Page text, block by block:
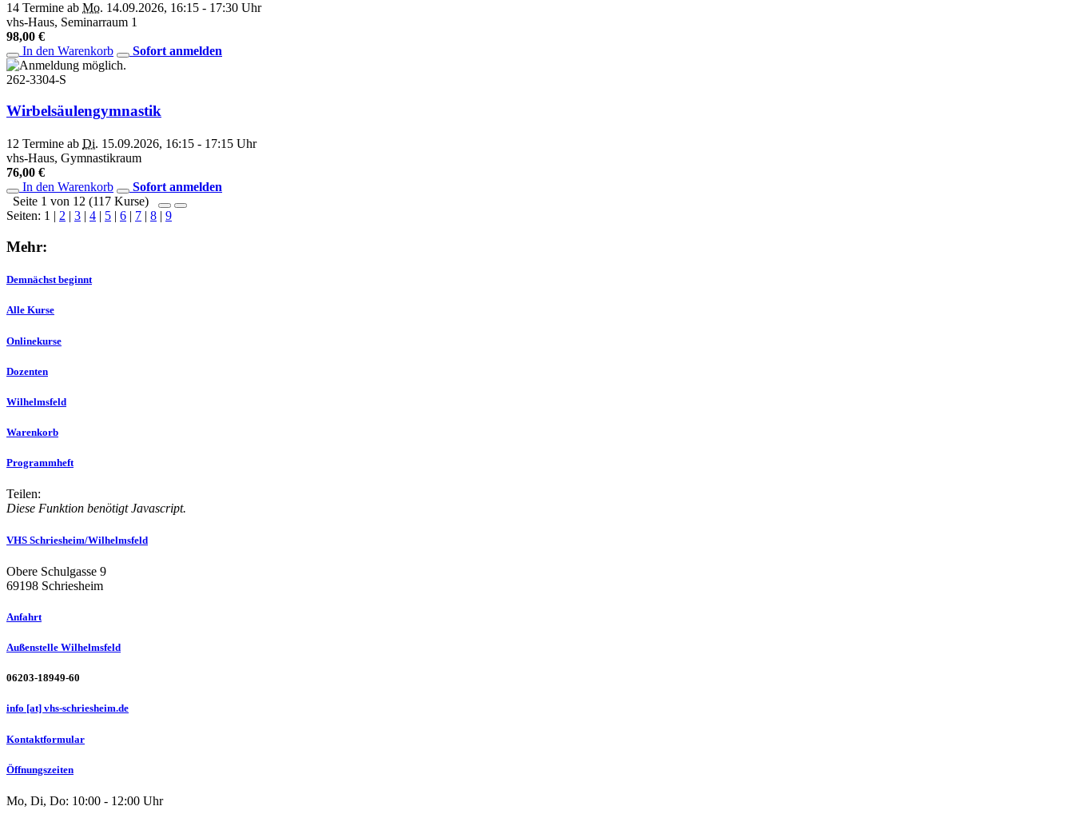
14 Termine ab Mo. 14.09.2026, 16:15 - 17:30 Uhr
vhs-Haus, Seminarraum 1
98,00 €
In den Warenkorb
Sofort anmelden
262-3304-S
Wirbelsäulengymnastik
12 Termine ab Di. 15.09.2026, 16:15 - 17:15 Uhr
vhs-Haus, Gymnastikraum
76,00 €
In den Warenkorb
Sofort anmelden
Seite 1 von 12 (117 Kurse)
Seiten: 1 | 2 | 3 | 4 | 5 | 6 | 7 | 8 | 9
Mehr:
Demnächst beginnt
Alle Kurse
Onlinekurse
Dozenten
Wilhelmsfeld
Warenkorb
Programmheft
Teilen:
Diese Funktion benötigt Javascript.
VHS Schriesheim/Wilhelmsfeld
Obere Schulgasse 9
69198 Schriesheim
Anfahrt
Außenstelle Wilhelmsfeld
06203-18949-60
info [at] vhs-schriesheim.de
Kontaktformular
Öffnungszeiten
Mo, Di, Do: 10:00 - 12:00 Uhr